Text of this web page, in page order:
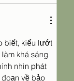
biết, kiểu lướt
khá sáng
nhìn phát
về bảo